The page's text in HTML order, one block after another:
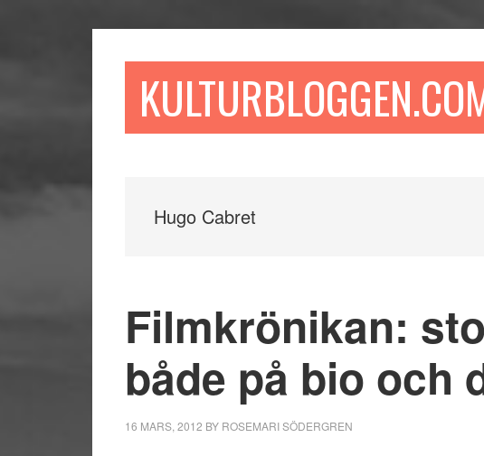
Hugo Cabret
Filmkrönikan:
både på bio och
16 MARS, 2012 BY ROSEMARI SÖDERGREN